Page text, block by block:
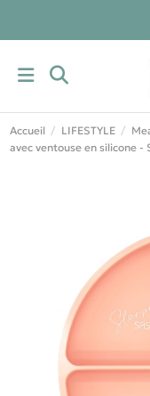
Accueil LIFESTYLE
avec ventouse en silicone -